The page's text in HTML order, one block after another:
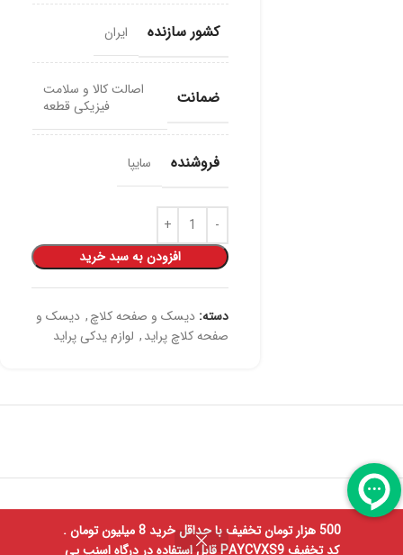
500 هزار تومان تخفیف با حداقل خرید 8 میلیون تومان .
کد تخفیف PAYCVXS9 قابل استفاده در درگاه اسنپ پی
کشور سازنده ایران
ضمانت
اصالت کالا و سلامت
فیزیکی قطعه
فروشنده سایپا
افزودن به سبد خرید
دسته: دیسک و صفحه کلاچ, دیسک و
صفحه کلاچ پراید, لوازم یدکی پراید